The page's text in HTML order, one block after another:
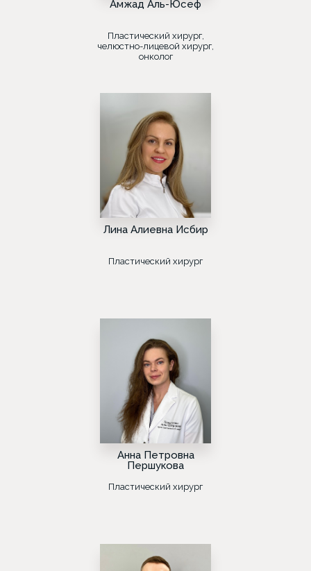
Амжад Аль-Юсеф
Пластический хирург,
челюстно-лицевой хирург,
онколог
Лина Алиевна Исбир
Пластический хирург
Анна Петровна
Першукова
Пластический хирург